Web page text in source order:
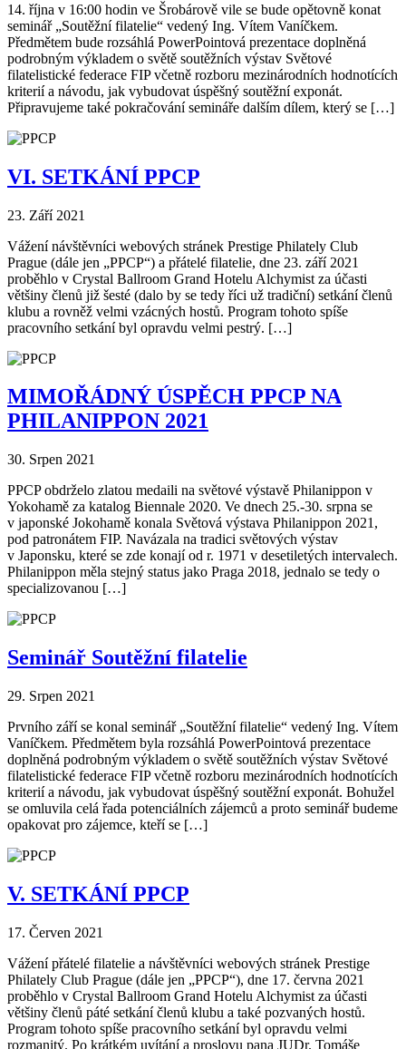
14. října v 16:00 hodin ve Šrobárově vile se bude opětovně konat
seminář „Soutěžní filatelie“ vedený Ing. Vítem Vaníčkem.
Předmětem bude rozsáhlá PowerPointová prezentace doplněná
podrobným výkladem o světě soutěžních výstav Světové
filatelistické federace FIP včetně rozboru mezinárodních hodnotících
kriterií a návodu, jak vybudovat úspěšný soutěžní exponát.
Připravujeme také pokračování semináře dalším dílem, který se […]
VI. SETKÁNÍ PPCP
23. Září 2021
Vážení návštěvníci webových stránek Prestige Philately Club
Prague (dále jen „PPCP“) a přátelé filatelie, dne 23. září 2021
proběhlo v Crystal Ballroom Grand Hotelu Alchymist za účasti
většiny členů již šesté (dalo by se tedy říci už tradiční) setkání členů
klubu a rovněž velmi vzácných hostů. Program tohoto spíše
pracovního setkání byl opravdu velmi pestrý. […]
MIMOŘÁDNÝ ÚSPĚCH PPCP NA
PHILANIPPON 2021
30. Srpen 2021
PPCP obdrželo zlatou medaili na světové výstavě Philanippon v
Yokohamě za katalog Biennale 2020. Ve dnech 25.-30. srpna se
v japonské Jokohamě konala Světová výstava Philanippon 2021,
pod patronátem FIP. Navázala na tradici světových výstav
v Japonsku, které se zde konají od r. 1971 v desetiletých intervalech.
Philanippon měla stejný status jako Praga 2018, jednalo se tedy o
specializovanou […]
Seminář Soutěžní filatelie
29. Srpen 2021
Prvního září se konal seminář „Soutěžní filatelie“ vedený Ing. Vítem
Vaníčkem. Předmětem byla rozsáhlá PowerPointová prezentace
doplněná podrobným výkladem o světě soutěžních výstav Světové
filatelistické federace FIP včetně rozboru mezinárodních hodnotících
kriterií a návodu, jak vybudovat úspěšný soutěžní exponát. Bohužel
se omluvila celá řada potenciálních zájemců a proto seminář budeme
opakovat pro zájemce, kteří se […]
V. SETKÁNÍ PPCP
17. Červen 2021
Vážení přátelé filatelie a návštěvníci webových stránek Prestige
Philately Club Prague (dále jen „PPCP“), dne 17. června 2021
proběhlo v Crystal Ballroom Grand Hotelu Alchymist za účasti
většiny členů páté setkání členů klubu a také pozvaných hostů.
Program tohoto spíše pracovního setkání byl opravdu velmi
rozmanitý. Po krátkém uvítání a proslovu pana JUDr. Tomáše